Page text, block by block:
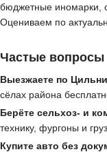
бюджетные иномарки,
Оцениваем по
Частые вопросы
Выезжаете по
сёлах района
Берёте сельхоз- и
технику, фургоны и
Купите авто без